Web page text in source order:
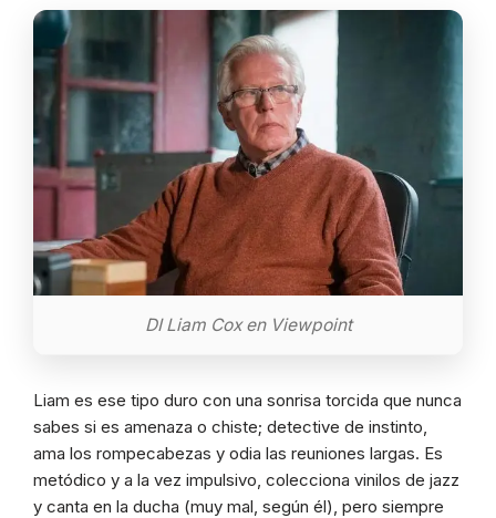
DI Liam Cox en Viewpoint
Liam es ese tipo duro con una sonrisa torcida que nunca
sabes si es amenaza o chiste; detective de instinto,
ama los rompecabezas y odia las reuniones largas. Es
metódico y a la vez impulsivo, colecciona vinilos de jazz
y canta en la ducha (muy mal, según él), pero siempre